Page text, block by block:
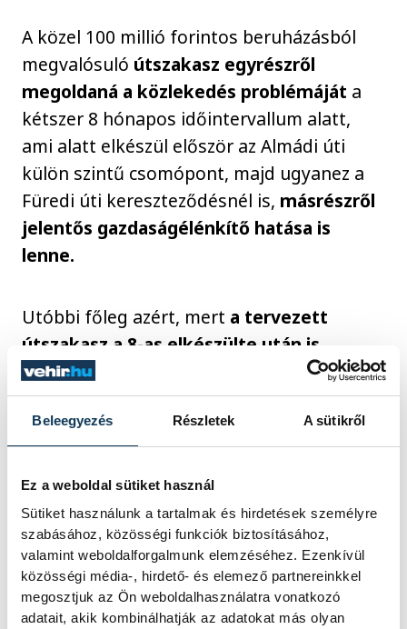
Beleegyezés Részletek A sütikről
Ez a weboldal sütiket használ
Sütiket használunk a tartalmak és hirdetések személyre
szabásához, közösségi funkciók biztosításához,
valamint weboldalforgalmunk elemzéséhez. Ezenkívül
közösségi média-, hirdető- és elemező partnereinkkel
megosztjuk az Ön weboldalhasználatra vonatkozó
adatait, akik kombinálhatják az adatokat más olyan
A közel 100 millió forintos beruházásból
megvalósuló útszakasz egyrészről
megoldaná a közlekedés problémáját a
kétszer 8 hónapos időintervallum alatt,
ami alatt elkészül először az Almádi úti
külön szintű csomópont, majd ugyanez a
Füredi úti kereszteződésnél is, másrészről
jelentős gazdaságélénkítő hatása is
lenne.
Utóbbi főleg azért, mert a tervezett
útszakasz a 8-as elkészülte után is
megmaradna, így tovább fejlődhetne a
déli iparterület, új cégeknek tenné
vonzóvá a letelepedést, munkahelyeket
teremtene, ezzel pedig a város gazdasága
is fejlődhetne.